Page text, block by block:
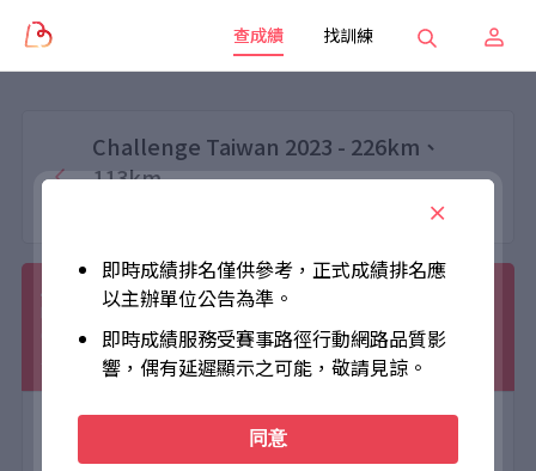
查成績 找訓練
Challenge Taiwan 2023 - 226km、
113km
許仁茂
001006
2023 Challenge Taiwan - 226公里 菁英
Elite Male
個人成績
即時成績排名僅供參考，正式成績排名應
以主辦單位公告為準。
即時成績服務受賽事路徑行動網路品質影
響，偶有延遲顯示之可能，敬請見諒。
同意